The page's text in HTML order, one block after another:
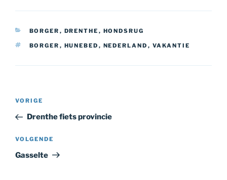
CATEGORIEËN
BORGER , DRENTHE , HONDSRUG
TAGS
BORGER , HUNEBED , NEDERLAND , VAKANTIE
Bericht
Vorig
bericht
VORIGE
Drenthe fiets provincie
Volgend
bericht
VOLGENDE
Gasselte